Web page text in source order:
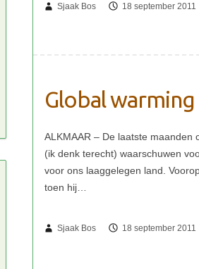
Sjaak Bos 18 september 2011
Global
Sjaak Bos 18 september 2011